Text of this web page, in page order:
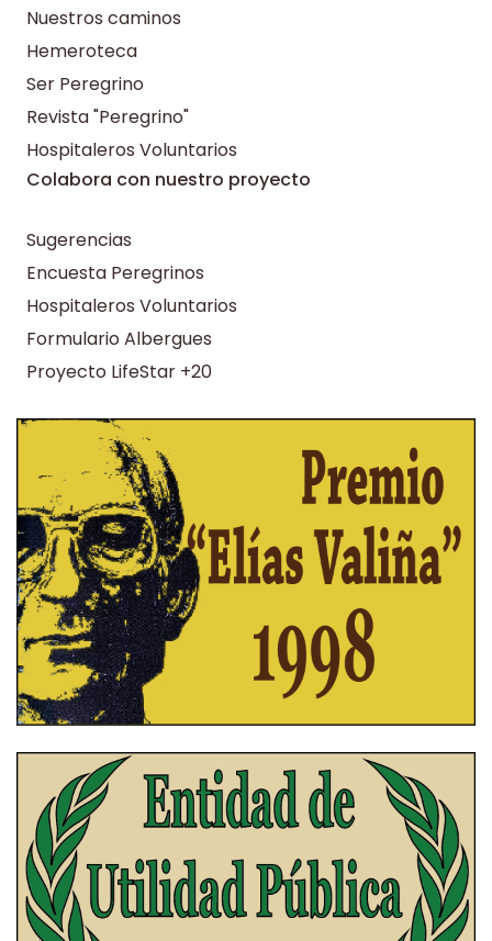
Nuestros caminos
Hemeroteca
Ser Peregrino
Revista "Peregrino"
Hospitaleros Voluntarios
Colabora con nuestro proyecto
Sugerencias
Encuesta Peregrinos
Hospitaleros Voluntarios
Formulario Albergues
Proyecto LifeStar +20